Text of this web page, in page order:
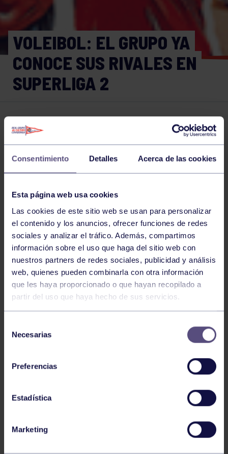
Consentimiento Detalles Acerca de las cookies
Esta página web usa cookies
Las cookies de este sitio web se usan para personalizar
el contenido y los anuncios, ofrecer funciones de redes
sociales y analizar el tráfico. Además, compartimos
información sobre el uso que haga del sitio web con
nuestros partners de redes sociales, publicidad y análisis
web, quienes pueden combinarla con otra información
que les haya proporcionado o que hayan recopilado a
partir del uso que haya hecho de sus servicios.
Necesarias
Preferencias
Estadística
Marketing
VOLEIBOL: EL GRUPO YA
CONOCE SUS RIVALES EN
SUPERLIGA 2
Comparte
NOTICIAS RELACIONADAS
Voleibol 27 Abr 2026